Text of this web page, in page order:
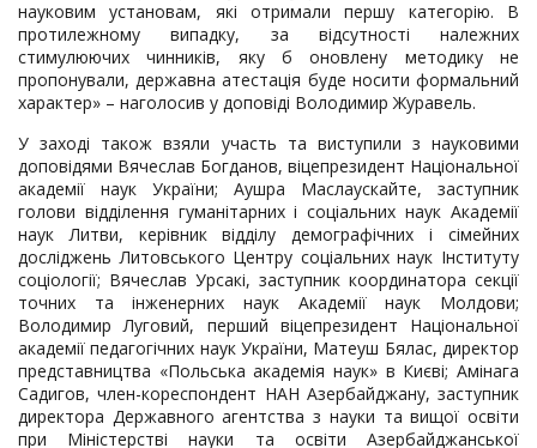
науковим установам, які отримали першу категорію. В
протилежному випадку, за відсутності належних
стимулюючих чинників, яку б оновлену методику не
пропонували, державна атестація буде носити формальний
характер» – наголосив у доповіді Володимир Журавель.
У заході також взяли участь та виступили з науковими
доповідями Вячеслав Богданов, віцепрезидент Національної
академії наук України; Аушра Маслаускайте, заступник
голови відділення гуманітарних і соціальних наук Академії
наук Литви, керівник відділу демографічних і сімейних
досліджень Литовського Центру соціальних наук Інституту
соціології; Вячеслав Урсакі, заступник координатора секції
точних та інженерних наук Академії наук Молдови;
Володимир Луговий, перший віцепрезидент Національної
академії педагогічних наук України, Матеуш Бялас, директор
представництва «Польська академія наук» в Києві; Амінага
Садигов, член-кореспондент НАН Азербайджану, заступник
директора Державного агентства з науки та вищої освіти
при Міністерстві науки та освіти Азербайджанської